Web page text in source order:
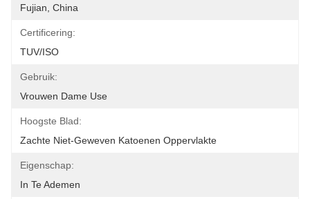
Fujian, China
Certificering:
TUV/ISO
Gebruik:
Vrouwen Dame Use
Hoogste Blad:
Zachte Niet-Geweven Katoenen Oppervlakte
Eigenschap:
In Te Ademen